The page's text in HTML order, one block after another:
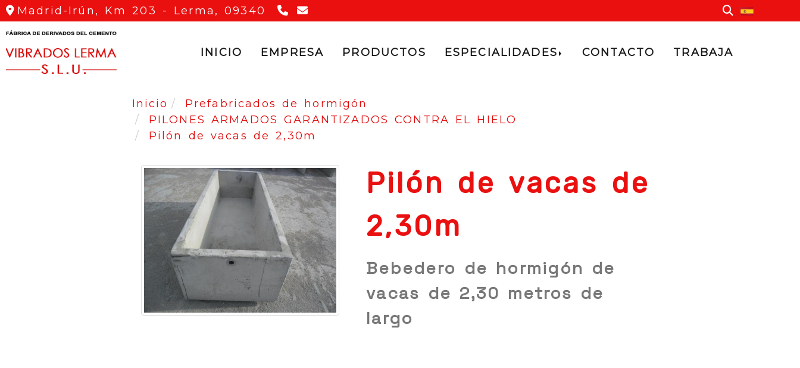
Madrid-Irún, Km 203 - Lerma,09340 947 17 01 20
INICIO EMPRESA PRODUCTOS ESPECIALIDADES CONTACTO TRABAJA
Inicio
Prefabricados de hormigón
PILONES ARMADOS GARANTIZADOS CONTRA EL HIELO
Pilón de vacas de 2,30m
Pilón de vacas de
2,30m
Bebedero de hormigón de
vacas de 2,30 metros de
largo